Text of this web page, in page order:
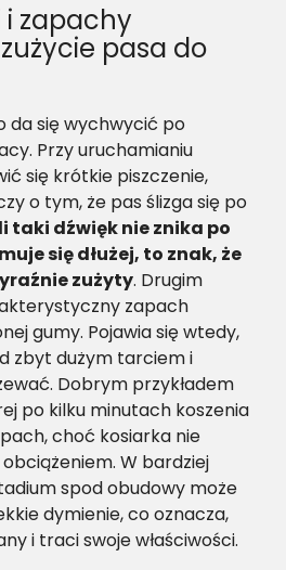
i zapachy
pasa do
da się wychwycić po
Przy uruchamianiu
się krótkie piszczenie,
o tym, że pas ślizga się po
taki dźwięk nie znika po
się dłużej, to znak, że
zużyty. Drugim
zapach
gumy. Pojawia się wtedy,
zbyt dużym tarciem i
Dobrym przykładem
po kilku minutach koszenia
choć kosiarka nie
W bardziej
spod obudowy może
dymienie, co oznacza,
i traci swoje właściwości.